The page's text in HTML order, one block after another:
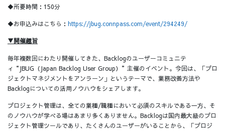
◆所要時間：150分
◆お申込みはこちら： https://jbug.connpass.com/event/294249/
▼開催趣旨
毎年複数回にわたり開催してきた、Backlogのユーザーコミュニテ
ィ“JBUG（Japan Backlog User Group）”主催のイベント。今回は、「プロ
ジェクトマネジメントをアンラーン」というテーマで、業務改善方法や
Backlogについての活用ノウハウをシェアします。
プロジェクト管理は、全ての業種/職種において必須のスキルである一方、そ
のノウハウが学べる場はあまり多くありません。Backlogは国内最大級のプロ
ジェクト管理ツールであり、たくさんのユーザーがいることから、「プロジ